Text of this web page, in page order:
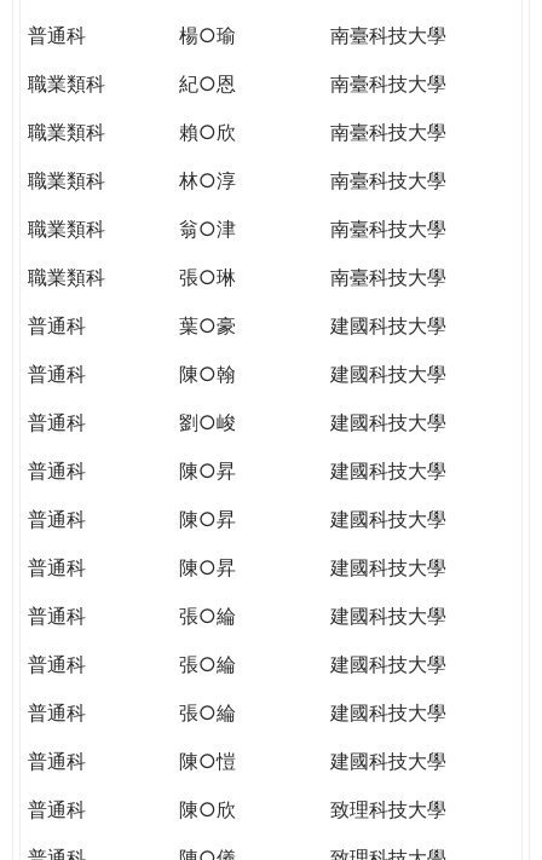
普通科
楊○瑜
南臺科技大學
職業類科
紀○恩
南臺科技大學
職業類科
賴○欣
南臺科技大學
職業類科
林○淳
南臺科技大學
職業類科
翁○津
南臺科技大學
職業類科
張○琳
南臺科技大學
普通科
葉○豪
建國科技大學
普通科
陳○翰
建國科技大學
普通科
劉○峻
建國科技大學
普通科
陳○昇
建國科技大學
普通科
陳○昇
建國科技大學
普通科
陳○昇
建國科技大學
普通科
張○綸
建國科技大學
普通科
張○綸
建國科技大學
普通科
張○綸
建國科技大學
普通科
陳○愷
建國科技大學
普通科
陳○欣
致理科技大學